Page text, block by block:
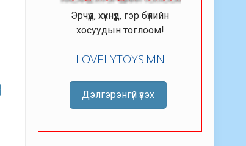
Эрчүүд, хүүхнүүд, гэр бүлийн
хосуудын тоглоом!
LOVELYTOYS.MN
Дэлгэрэнгүй үзэх